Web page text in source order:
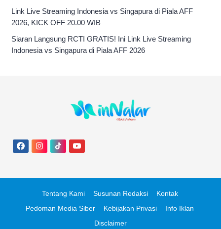
Link Live Streaming Indonesia vs Singapura di Piala AFF
2026, KICK OFF 20.00 WIB
Siaran Langsung RCTI GRATIS! Ini Link Live Streaming
Indonesia vs Singapura di Piala AFF 2026
Tentang Kami Susunan Redaksi
Kontak
Pedoman Media Siber
Kebijakan Privasi
Info Iklan
Disclaimer